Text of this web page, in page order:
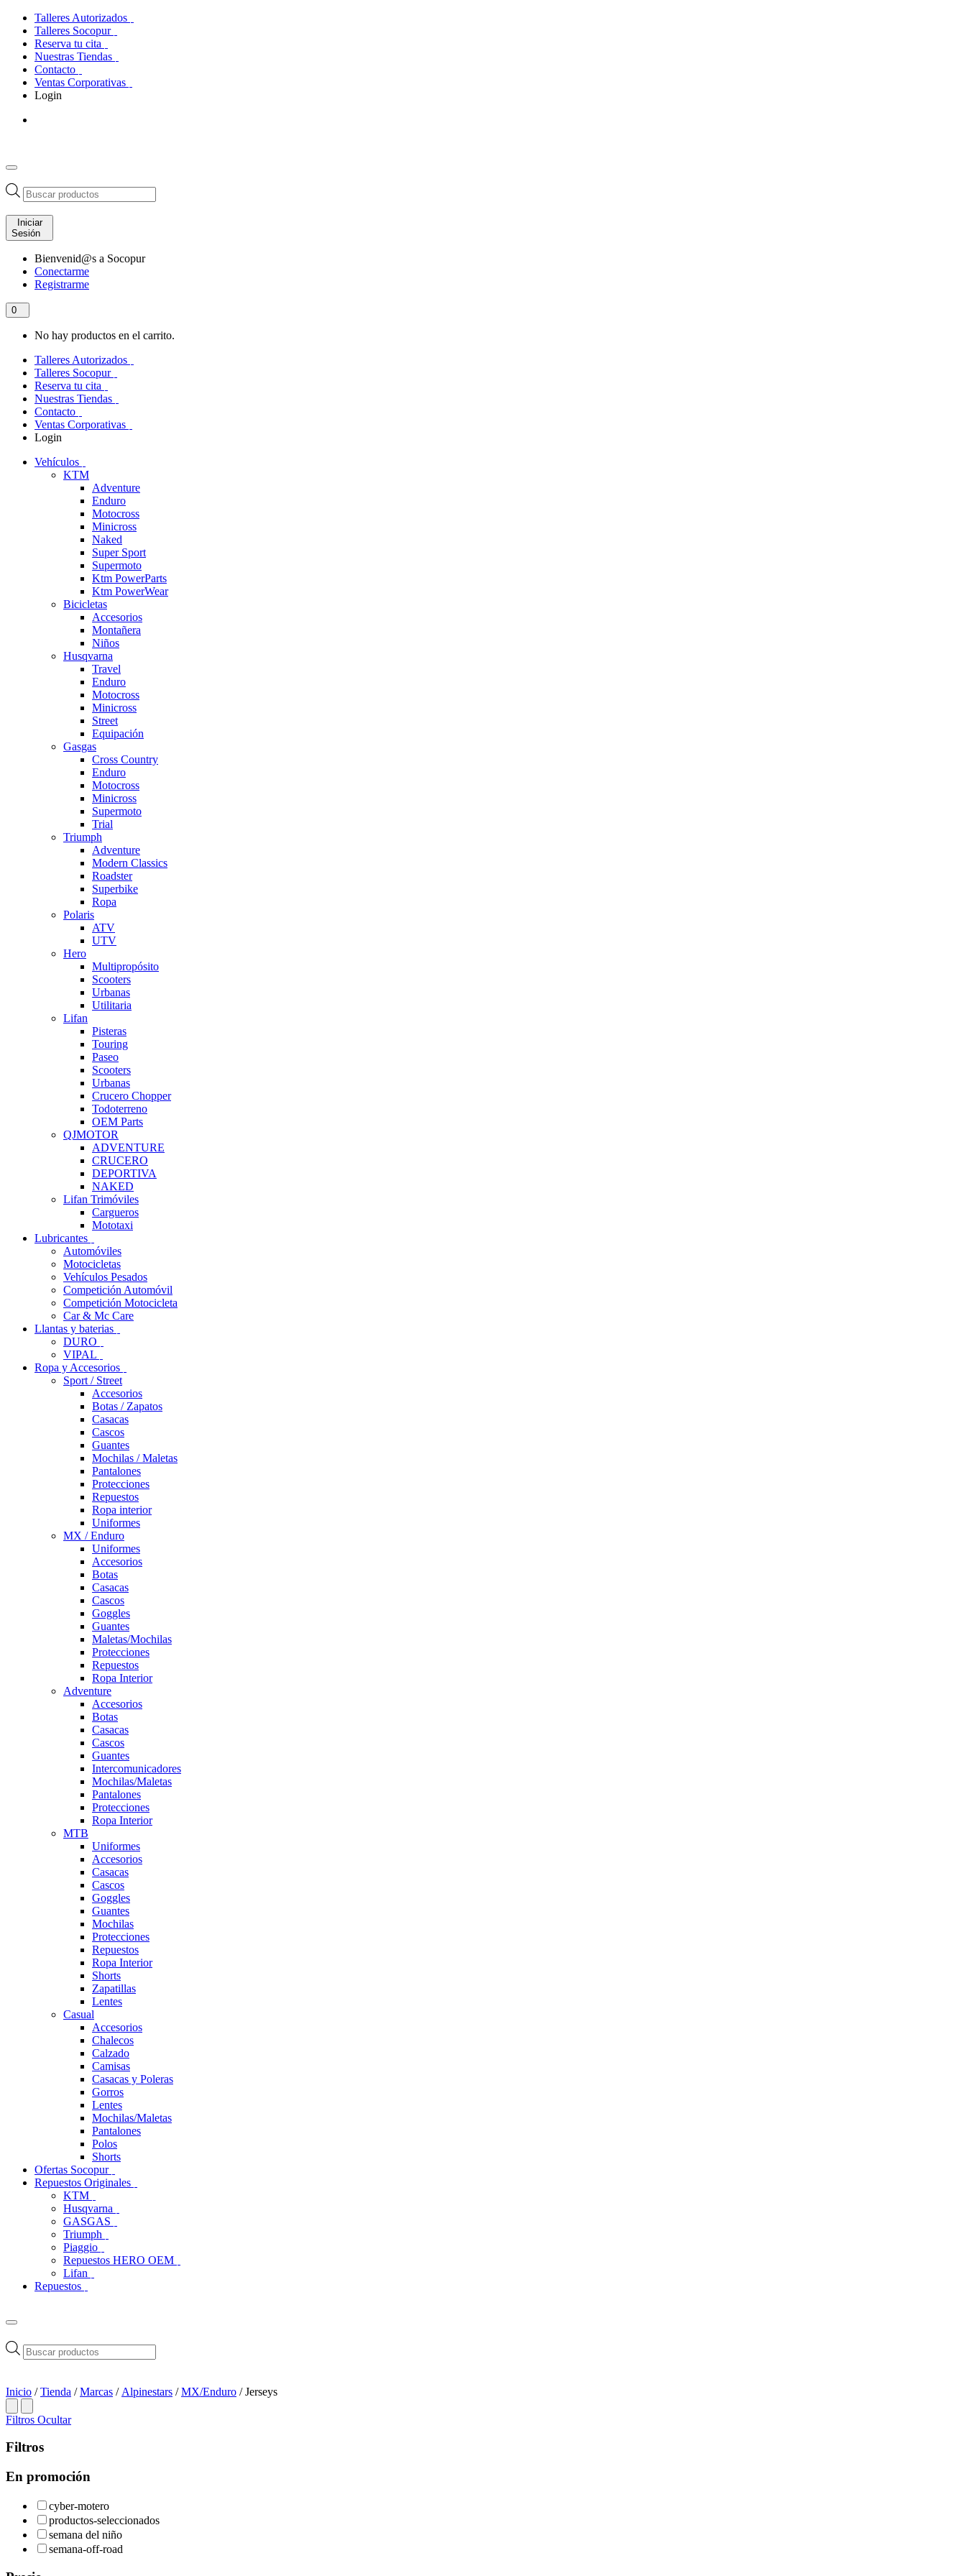
Talleres Autorizados
Talleres Socopur
Reserva tu cita
Nuestras Tiendas
Contacto
Ventas Corporativas
Login
Búsqueda
de
productos
Iniciar
Sesión
Bienvenid@s a Socopur
Conectarme
Registrarme
0
No hay productos en el carrito.
Talleres Autorizados
Talleres Socopur
Reserva tu cita
Nuestras Tiendas
Contacto
Ventas Corporativas
Login
Vehículos
KTM
Adventure
Enduro
Motocross
Minicross
Naked
Super Sport
Supermoto
Ktm PowerParts
Ktm PowerWear
Bicicletas
Accesorios
Montañera
Niños
Husqvarna
Travel
Enduro
Motocross
Minicross
Street
Equipación
Gasgas
Cross Country
Enduro
Motocross
Minicross
Supermoto
Trial
Triumph
Adventure
Modern Classics
Roadster
Superbike
Ropa
Polaris
ATV
UTV
Hero
Multipropósito
Scooters
Urbanas
Utilitaria
Lifan
Pisteras
Touring
Paseo
Scooters
Urbanas
Crucero Chopper
Todoterreno
OEM Parts
QJMOTOR
ADVENTURE
CRUCERO
DEPORTIVA
NAKED
Lifan Trimóviles
Cargueros
Mototaxi
Lubricantes
Automóviles
Motocicletas
Vehículos Pesados
Competición Automóvil
Competición Motocicleta
Car & Mc Care
Llantas y baterias
DURO
VIPAL
Ropa y Accesorios
Sport / Street
Accesorios
Botas / Zapatos
Casacas
Cascos
Guantes
Mochilas / Maletas
Pantalones
Protecciones
Repuestos
Ropa interior
Uniformes
MX / Enduro
Uniformes
Accesorios
Botas
Casacas
Cascos
Goggles
Guantes
Maletas/Mochilas
Protecciones
Repuestos
Ropa Interior
Adventure
Accesorios
Botas
Casacas
Cascos
Guantes
Intercomunicadores
Mochilas/Maletas
Pantalones
Protecciones
Ropa Interior
MTB
Uniformes
Accesorios
Casacas
Cascos
Goggles
Guantes
Mochilas
Protecciones
Repuestos
Ropa Interior
Shorts
Zapatillas
Lentes
Casual
Accesorios
Chalecos
Calzado
Camisas
Casacas y Poleras
Gorros
Lentes
Mochilas/Maletas
Pantalones
Polos
Shorts
Ofertas Socopur
Repuestos Originales
KTM
Husqvarna
GASGAS
Triumph
Piaggio
Repuestos HERO OEM
Lifan
Repuestos
Búsqueda
de
Inicio /Tienda /Marcas / Alpinestars /MX/Enduro / Jerseys
Filtros Ocultar
Filtros
En promoción
cyber-motero
productos-seleccionados
semana del niño
semana-off-road